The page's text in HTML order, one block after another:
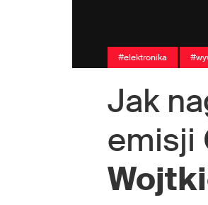
#elektronika
Jak
emisji